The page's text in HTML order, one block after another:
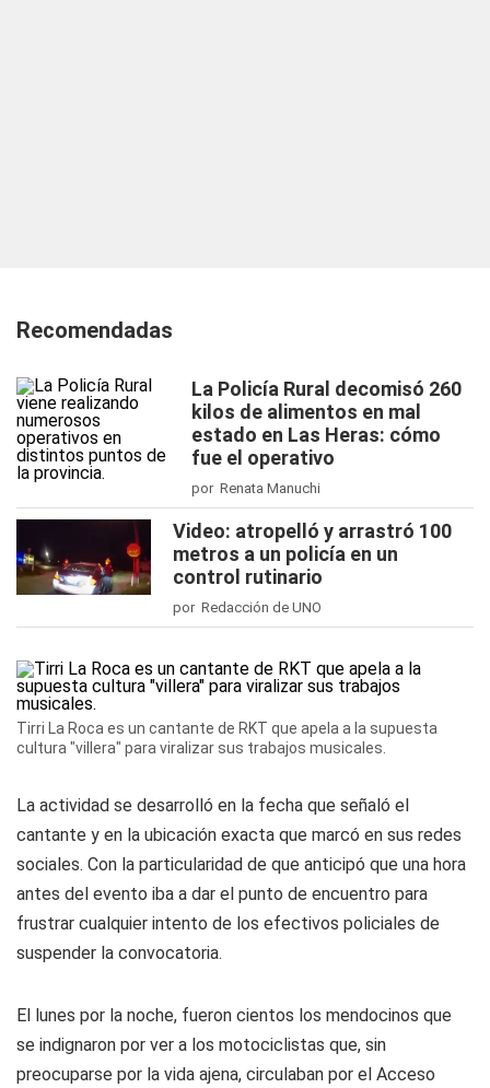
Recomendadas
La Policía Rural decomisó 260
kilos de alimentos en mal
estado en Las Heras: cómo
fue el operativo
por Renata Manuchi
Video: atropelló y arrastró 100
metros a un policía en un
control rutinario
por Redacción de UNO
Tirri La Roca es un cantante de RKT que apela a la supuesta
cultura "villera" para viralizar sus trabajos musicales.
La actividad se desarrolló en la fecha que señaló el
cantante y en la ubicación exacta que marcó en sus redes
sociales. Con la particularidad de que anticipó que una hora
antes del evento iba a dar el punto de encuentro para
frustrar cualquier intento de los efectivos policiales de
suspender la convocatoria.
El lunes por la noche, fueron cientos los mendocinos que
se indignaron por ver a los motociclistas que, sin
preocuparse por la vida ajena, circulaban por el Acceso